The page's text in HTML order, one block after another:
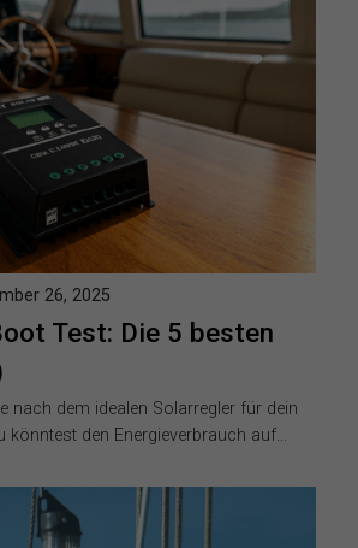
Test: Die 5 besten
26, 2025
nach dem idealen Solarregler für dein
könntest den Energieverbrauch auf…